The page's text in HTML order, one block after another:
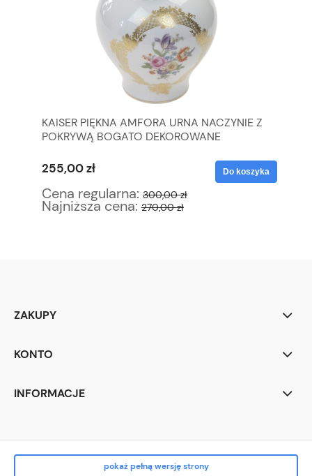
KAISER PIĘKNA AMFORA URNA NACZYNIE Z
POKRYWĄ BOGATO DEKOROWANE
255,00 zł
Cena regularna: 300,00 zł
Najniższa cena: 270,00 zł
Do koszyka
ZAKUPY
KONTO
INFORMACJE
pokaż pełną wersję strony